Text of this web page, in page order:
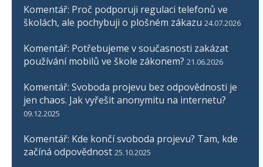
Komentář: Proč podporuji regulaci telefonů ve
školách, ale pochybuji o plošném zákazu 24.07.2026
Komentář: Potřebujeme v současnosti zakázat
používání mobilů ve škole zákonem? 21.06.2026
Komentář: Svoboda projevu bez odpovědnosti je
jen chaos. Jak vyřešit anonymitu na internetu?
09.12.2025
Komentář: Kde končí svoboda projevu? Tam, kde
začíná odpovědnost 25.10.2025